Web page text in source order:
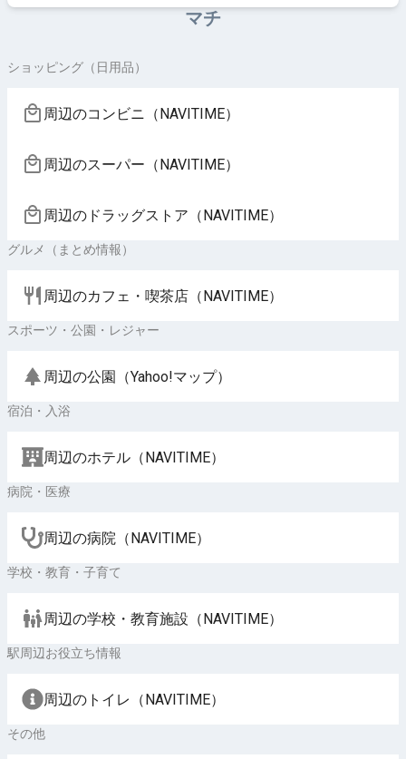
マチ
ショッピング（日用品）
周辺のコンビニ（NAVITIME）
周辺のスーパー（NAVITIME）
周辺のドラッグストア（NAVITIME）
グルメ（まとめ情報）
周辺のカフェ・喫茶店（NAVITIME）
スポーツ・公園・レジャー
周辺の公園（Yahoo!マップ）
宿泊・入浴
周辺のホテル（NAVITIME）
病院・医療
周辺の病院（NAVITIME）
学校・教育・子育て
周辺の学校・教育施設（NAVITIME）
駅周辺お役立ち情報
周辺のトイレ（NAVITIME）
その他